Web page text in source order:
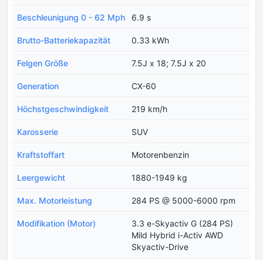
Beschleunigung 0 - 62 Mph 6.9 s
Brutto-Batteriekapazität 0.33 kWh
Felgen Größe 7.5J x 18; 7.5J x 20
Generation CX-60
Höchstgeschwindigkeit 219 km/h
Karosserie SUV
Kraftstoffart Motorenbenzin
Leergewicht 1880-1949 kg
Max. Motorleistung 284 PS @ 5000-6000 rpm
Modifikation (Motor)
3.3 e-Skyactiv G (284 PS)
Mild Hybrid i-Activ AWD
Skyactiv-Drive